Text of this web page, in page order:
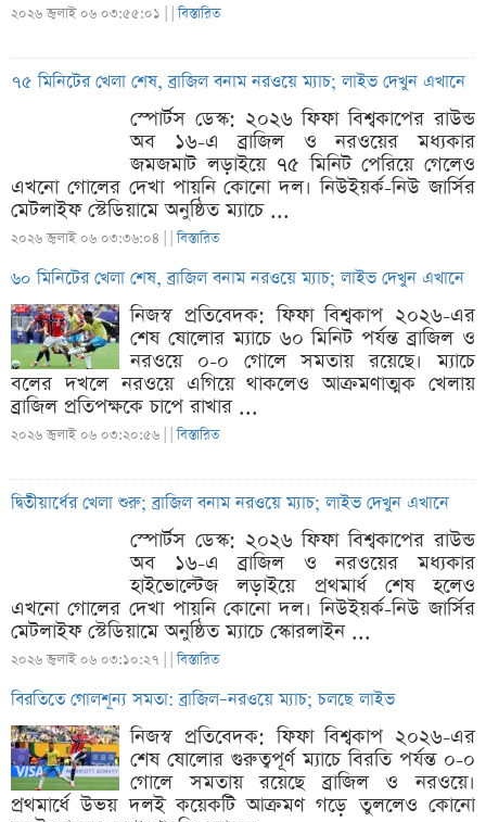
২০২৬ জুলাই ০৬ ০৩:৫৫:০১ | |বিস্তারিত
৭৫ মিনিটের খেলা শেষ, ব্রাজিল বনাম নরওয়ে ম্যাচ; লাইভ দেখুন এখানে
স্পোর্টস ডেস্ক: ২০২৬ ফিফা বিশ্বকাপের রাউন্ড
অব ১৬-এ ব্রাজিল ও নরওয়ের মধ্যকার
জমজমাট লড়াইয়ে ৭৫ মিনিট পেরিয়ে গেলেও
এখনো গোলের দেখা পায়নি কোনো দল। নিউইয়র্ক-নিউ জার্সির
মেটলাইফ স্টেডিয়ামে অনুষ্ঠিত ম্যাচে ...
২০২৬ জুলাই ০৬ ০৩:৩৬:০৪ | |বিস্তারিত
৬০ মিনিটের খেলা শেষ, ব্রাজিল বনাম নরওয়ে ম্যাচ; লাইভ দেখুন এখানে
নিজস্ব প্রতিবেদক: ফিফা বিশ্বকাপ ২০২৬-এর
শেষ ষোলোর ম্যাচে ৬০ মিনিট পর্যন্ত ব্রাজিল ও
নরওয়ে ০-০ গোলে সমতায় রয়েছে। ম্যাচে
বলের দখলে নরওয়ে এগিয়ে থাকলেও আক্রমণাত্মক খেলায়
ব্রাজিল প্রতিপক্ষকে চাপে রাখার ...
২০২৬ জুলাই ০৬ ০৩:২০:৫৬ | |বিস্তারিত
দ্বিতীয়ার্ধের খেলা শুরু; ব্রাজিল বনাম নরওয়ে ম্যাচ; লাইভ দেখুন এখানে
স্পোর্টস ডেস্ক: ২০২৬ ফিফা বিশ্বকাপের রাউন্ড
অব ১৬-এ ব্রাজিল ও নরওয়ের মধ্যকার
হাইভোল্টেজ লড়াইয়ে প্রথমার্ধ শেষ হলেও
এখনো গোলের দেখা পায়নি কোনো দল। নিউইয়র্ক-নিউ জার্সির
মেটলাইফ স্টেডিয়ামে অনুষ্ঠিত ম্যাচে স্কোরলাইন ...
২০২৬ জুলাই ০৬ ০৩:১০:২৭ | |বিস্তারিত
বিরতিতে গোলশূন্য সমতা: ব্রাজিল–নরওয়ে ম্যাচ; চলছে লাইভ
নিজস্ব প্রতিবেদক: ফিফা বিশ্বকাপ ২০২৬-এর
শেষ ষোলোর গুরুত্বপূর্ণ ম্যাচে বিরতি পর্যন্ত ০-০
গোলে সমতায় রয়েছে ব্রাজিল ও নরওয়ে।
প্রথমার্ধে উভয় দলই কয়েকটি আক্রমণ গড়ে তুললেও কোনো